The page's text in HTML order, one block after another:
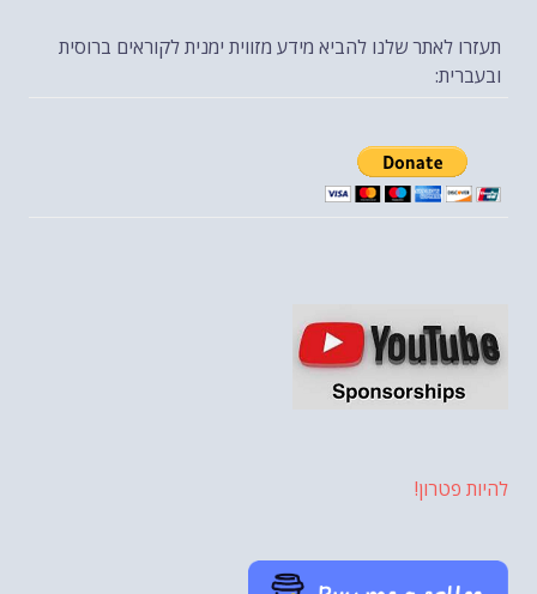
תעזרו לאתר שלנו להביא מידע מזווית ימנית לקוראים ברוסית
ובעברית:
להיות פטרון!